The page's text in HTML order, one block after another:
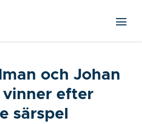
och Johan
efter
särspel